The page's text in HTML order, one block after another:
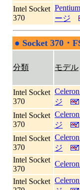
Intel Socket
370
ージ
● Socket 370・
分類 モデル
Intel Socket
370
ジ
Intel Socket
370
ジ
Intel Socket
370
ジ
Intel Socket
370
Intel Socket